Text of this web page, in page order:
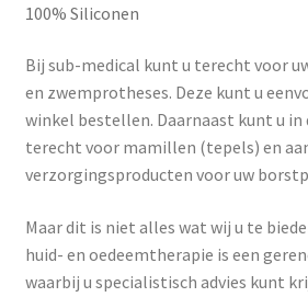
100% Siliconen
Bij sub-medical kunt u terecht voor
en zwemprotheses. Deze kunt u
winkel bestellen. Daarnaast kunt u
terecht voor mamillen (tepels) en
verzorgingsproducten voor uw
Maar dit is niet alles wat wij u te
huid- en oedeemtherapie is een
waarbij u specialistisch advies kunt